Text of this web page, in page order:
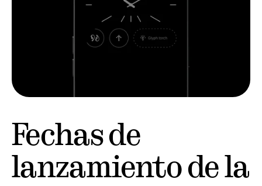
Fechas de
lanzamiento de la